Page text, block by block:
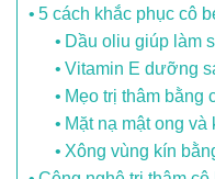
5 cách khắc phục cô
Dầu oliu giúp làm
Vitamin E dưỡng
Mẹo trị thâm bằng
Mặt nạ mật ong và
Xông vùng kín